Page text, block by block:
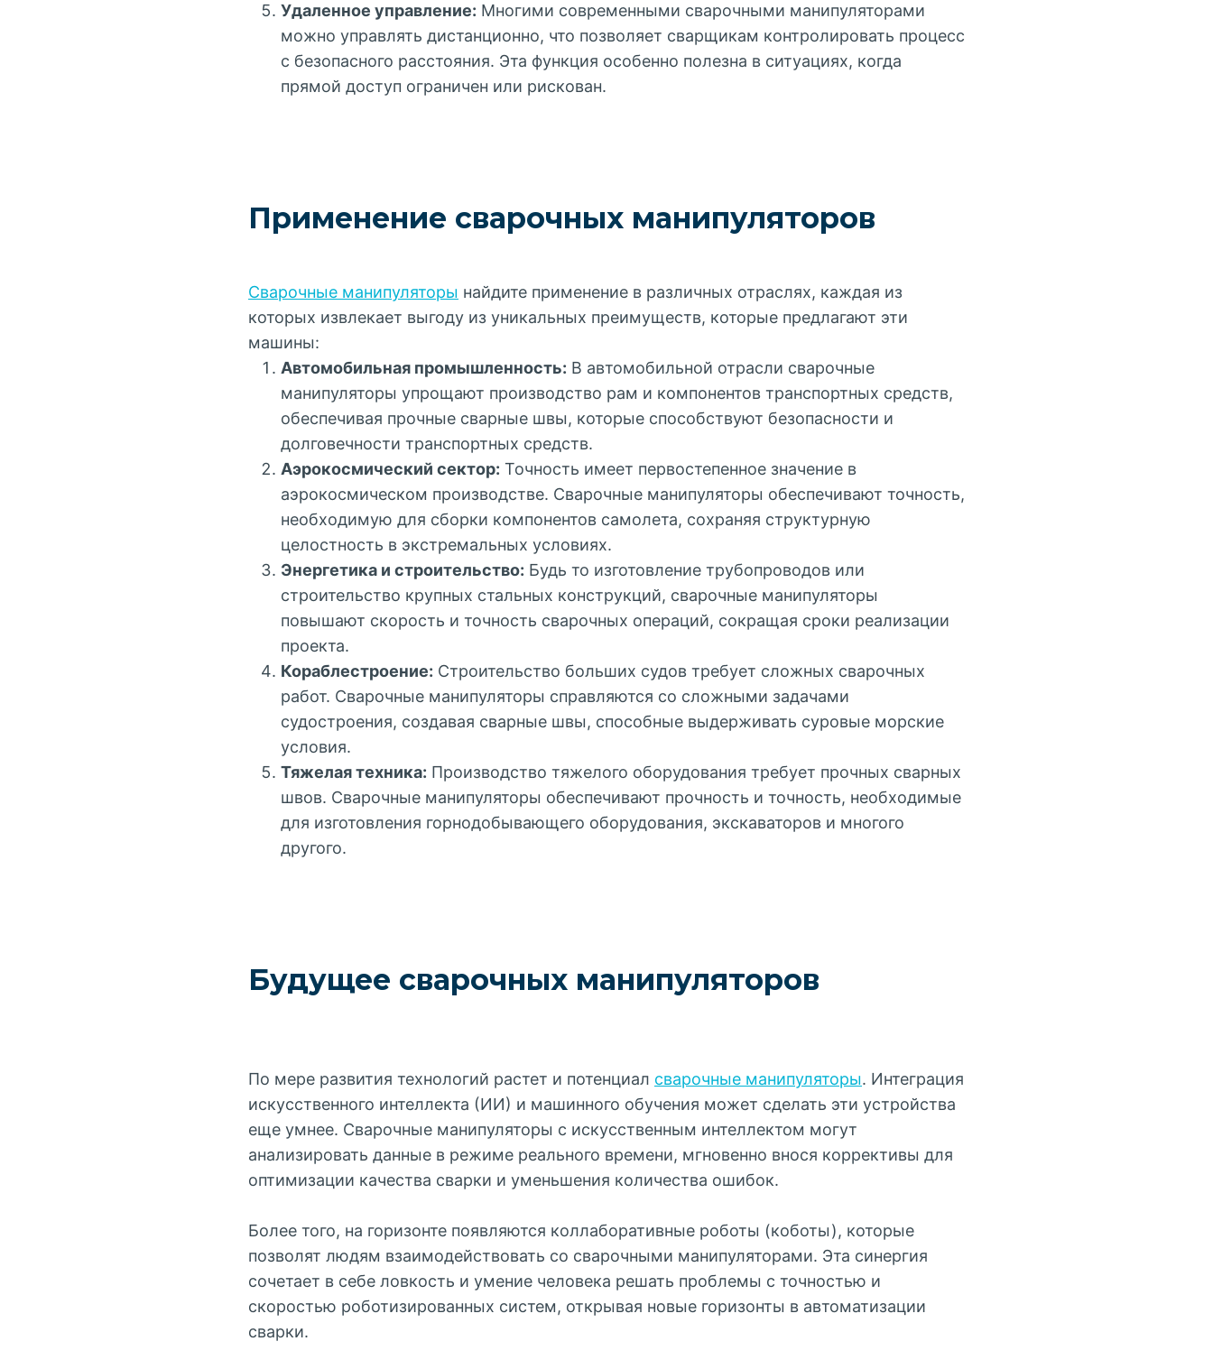
Удаленное управление: Многими современными сварочными манипуляторами
можно управлять дистанционно, что позволяет сварщикам контролировать процесс
с безопасного расстояния. Эта функция особенно полезна в ситуациях, когда
прямой доступ ограничен или рискован.
Применение сварочных манипуляторов
Сварочные манипуляторы найдите применение в различных отраслях, каждая из
которых извлекает выгоду из уникальных преимуществ, которые предлагают эти
машины:
Автомобильная промышленность: В автомобильной отрасли сварочные
манипуляторы упрощают производство рам и компонентов транспортных средств,
обеспечивая прочные сварные швы, которые способствуют безопасности и
долговечности транспортных средств.
Аэрокосмический сектор: Точность имеет первостепенное значение в
аэрокосмическом производстве. Сварочные манипуляторы обеспечивают точность,
необходимую для сборки компонентов самолета, сохраняя структурную
целостность в экстремальных условиях.
Энергетика и строительство: Будь то изготовление трубопроводов или
строительство крупных стальных конструкций, сварочные манипуляторы
повышают скорость и точность сварочных операций, сокращая сроки реализации
проекта.
Кораблестроение: Строительство больших судов требует сложных сварочных
работ. Сварочные манипуляторы справляются со сложными задачами
судостроения, создавая сварные швы, способные выдерживать суровые морские
условия.
Тяжелая техника: Производство тяжелого оборудования требует прочных сварных
швов. Сварочные манипуляторы обеспечивают прочность и точность, необходимые
для изготовления горнодобывающего оборудования, экскаваторов и многого
другого.
Будущее сварочных манипуляторов
По мере развития технологий растет и потенциал сварочные манипуляторы. Интеграция
искусственного интеллекта (ИИ) и машинного обучения может сделать эти устройства
еще умнее. Сварочные манипуляторы с искусственным интеллектом могут
анализировать данные в режиме реального времени, мгновенно внося коррективы для
оптимизации качества сварки и уменьшения количества ошибок.
Более того, на горизонте появляются коллаборативные роботы (коботы), которые
позволят людям взаимодействовать со сварочными манипуляторами. Эта синергия
сочетает в себе ловкость и умение человека решать проблемы с точностью и
скоростью роботизированных систем, открывая новые горизонты в автоматизации
сварки.